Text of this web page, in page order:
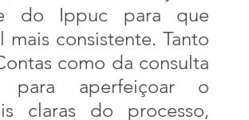
do Ippuc para que
consistente. Tanto
como da consulta
para aperfeiçoar o
claras do processo,